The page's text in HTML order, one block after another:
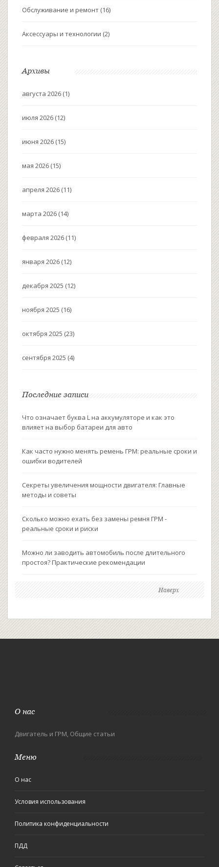
Обслуживание и ремонт (16)
Аксессуары и технологии (2)
Архивы
августа 2026 (1)
июля 2026 (12)
июня 2026 (15)
мая 2026 (15)
апреля 2026 (11)
марта 2026 (14)
февраля 2026 (11)
января 2026 (12)
декабря 2025 (12)
ноября 2025 (16)
октября 2025 (23)
сентября 2025 (4)
Последние записи
Что означает буква L на аккумуляторе и как это
влияет на выбор батареи для авто
Как часто нужно менять ремень ГРМ: реальные сроки и
ошибки водителей
Секреты увеличения мощности двигателя: Главные
методы и советы
Сколько можно ехать без замены ремня ГРМ -
реальные сроки и риски
Можно ли заводить автомобиль после длительного
простоя? Практические рекомендации
Наверх
О нас
Двигатель и ГРМ, Общие статьи
Меню
О нас
Условия использования
Политика конфиденциальности
ПДД